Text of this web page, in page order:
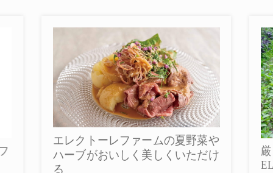
ムの夏野菜や
しくいただけ
厳しい暑さのなかで育つ
ELECTORE FARMの夏野菜